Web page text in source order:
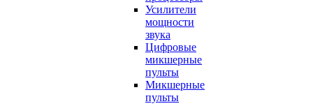
Усилители
мощности
звука
Цифровые
микшерные
пульты
Микшерные
пульты